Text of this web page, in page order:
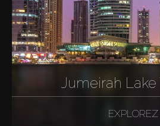
Jumeirah Lake
EXPLOREZ